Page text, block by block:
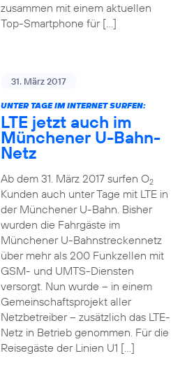
zusammen mit einem aktuellen
Top-Smartphone für […]
31. März 2017
UNTER TAGE IM INTERNET SURFEN:
LTE jetzt auch im
Münchener U-Bahn-
Netz
Ab dem 31. März 2017 surfen O2
Kunden auch unter Tage mit LTE in
der Münchener U-Bahn. Bisher
wurden die Fahrgäste im
Münchener U-Bahnstreckennetz
über mehr als 200 Funkzellen mit
GSM- und UMTS-Diensten
versorgt. Nun wurde – in einem
Gemeinschaftsprojekt aller
Netzbetreiber – zusätzlich das LTE-
Netz in Betrieb genommen. Für die
Reisegäste der Linien U1 […]